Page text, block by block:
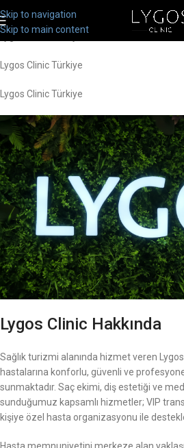
Skip to navigation
Skip to main content
Lygos Clinic Türkiye
Lygos Clinic Türkiye
Lygos Clinic Türkiye
Lygos Clinic Hakkında
Sağlık turizmi alanında hizmet veren
hastalarına konforlu, güvenli ve
sunmaktadır. Saç ekimi, diş estetiği ve
sunduğumuz kapsamlı hizmetler; VIP
kişiye özel hasta organizasyonu ile